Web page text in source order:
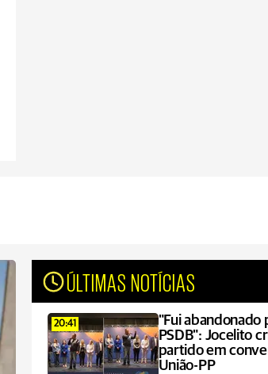
ÚLTIMAS NOTÍCIAS
20:41
"Fui abandonado
PSDB": Jocelito
partido em
União-PP